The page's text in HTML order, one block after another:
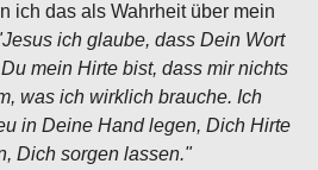
ich das als Wahrheit über mein
ich glaube, dass Dein Wort
mein Hirte bist, dass mir nichts
was ich wirklich brauche. Ich
in Deine Hand legen, Dich Hirte
Dich sorgen lassen."